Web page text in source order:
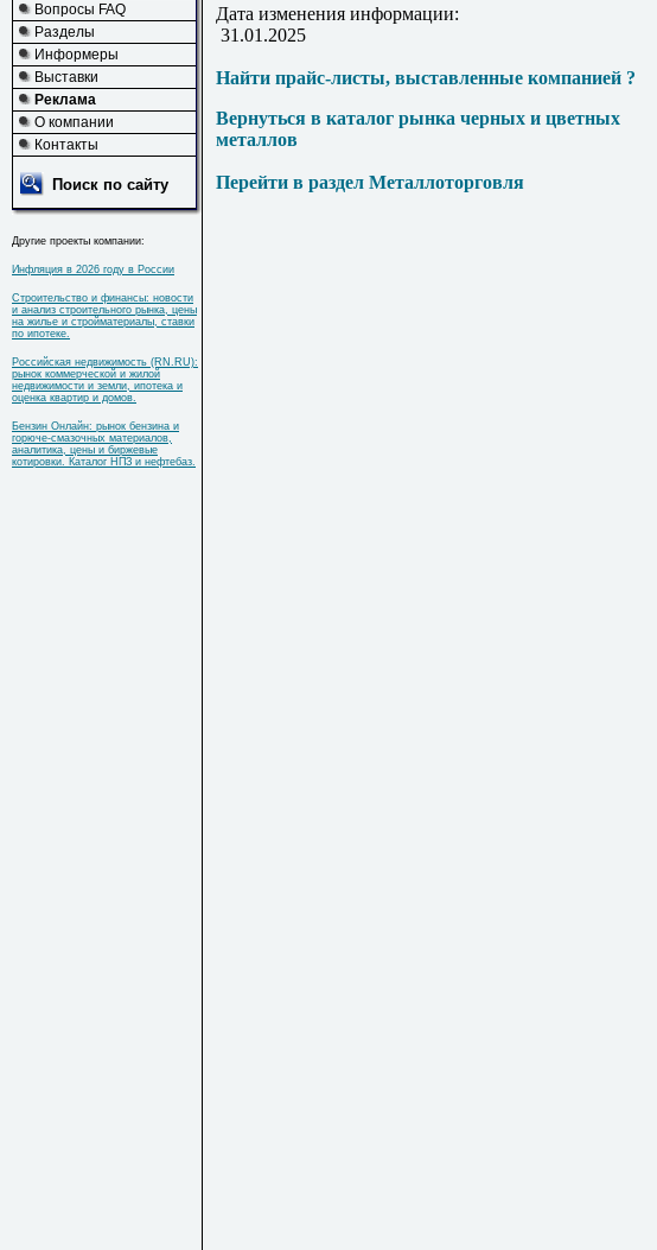
Вопросы FAQ
Разделы
Информеры
Выставки
Реклама
О компании
Контакты
Поиск по сайту
Другие проекты компании:
Инфляция в 2026 году в России
Строительство и финансы: новости
и анализ строительного рынка, цены
на жилье и стройматериалы, ставки
по ипотеке.
Российская недвижимость (RN.RU):
рынок коммерческой и жилой
недвижимости и земли, ипотека и
оценка квартир и домов.
Бензин Онлайн: рынок бензина и
горюче-смазочных материалов,
аналитика, цены и биржевые
котировки. Каталог НПЗ и нефтебаз.
Дата изменения информации:
31.01.2025
Найти прайс-листы, выставленные компанией ?
Вернуться в каталог рынка черных и цветных
металлов
Перейти в раздел Металлоторговля